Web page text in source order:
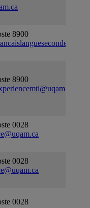
8900
8900
0028
0028
0028